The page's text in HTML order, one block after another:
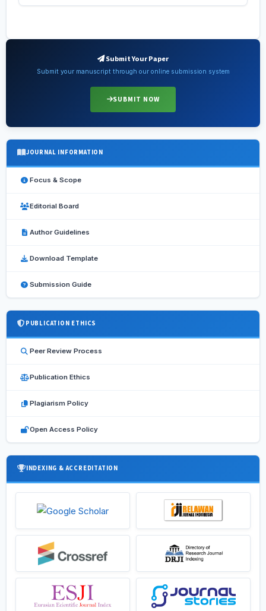
Submit Your Paper
Submit your manuscript through our online submission system
SUBMIT NOW
JOURNAL INFORMATION
Focus & Scope
Editorial Board
Author Guidelines
Download Template
Submission Guide
PUBLICATION ETHICS
Peer Review Process
Publication Ethics
Plagiarism Policy
Open Access Policy
INDEXING & ACCREDITATION